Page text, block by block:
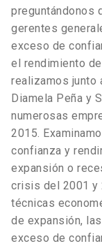
preguntándonos
gerentes
exceso de
el rendimiento
realizamos junto
Diamela Peña y
numerosas
2015.
confianza y
expansión o
crisis del 2001 y
técnicas
de expansión,
exceso de